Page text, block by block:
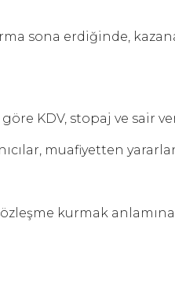
sona erdiğinde,
KDV, stopaj ve sair
muafiyetten
kurmak